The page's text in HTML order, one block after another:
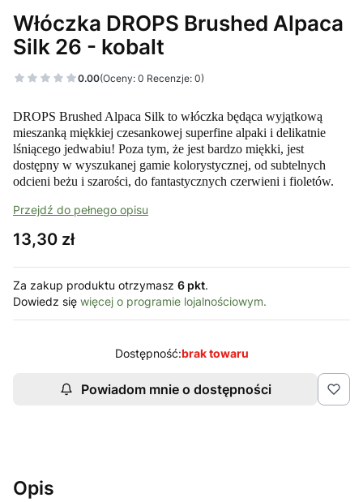
Włóczka DROPS Brushed Alpaca
Silk 26 - kobalt
0.00(Oceny: 0 Recenzje: 0)
DROPS Brushed Alpaca Silk to włóczka będąca wyjątkową
mieszanką miękkiej czesankowej superfine alpaki i delikatnie
lśniącego jedwabiu! Poza tym, że jest bardzo miękki, jest
dostępny w wyszukanej gamie kolorystycznej, od subtelnych
odcieni beżu i szarości, do fantastycznych czerwieni i fioletów.
Przejdź do pełnego opisu
Cena
13,30 zł
Za zakup produktu otrzymasz 6 pkt.
Dowiedz się więcej o programie lojalnościowym.
Dostępność:brak towaru
Powiadom mnie o dostępności
Opis